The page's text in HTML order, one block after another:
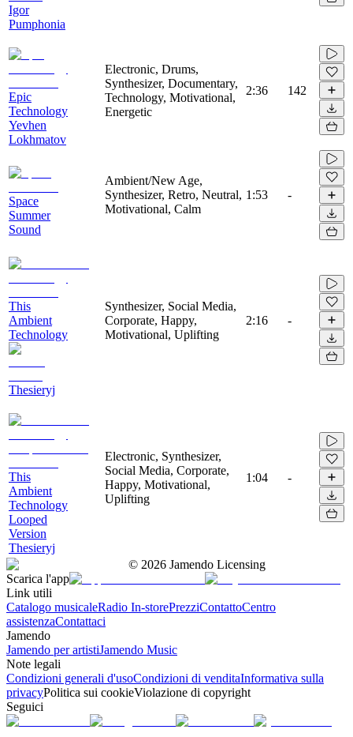
Igor
Pumphonia
Epic
Technology
Yevhen
Lokhmatov
Electronic, Drums,
Synthesizer, Documentary,
Technology, Motivational,
Energetic
2:36 142
Space
Summer
Sound
Ambient/New Age,
Synthesizer, Retro, Neutral,
Motivational, Calm
1:53 -
This
Ambient
Technology
Thesieryj
Synthesizer, Social Media,
Corporate, Happy,
Motivational, Uplifting
2:16 -
This
Ambient
Technology
Looped
Version
Thesieryj
Electronic, Synthesizer,
Social Media, Corporate,
Happy, Motivational,
Uplifting
1:04 -
© 2026 Jamendo Licensing
Scarica l'app
Link utili
Catalogo musicaleRadio In-storePrezziContattoCentro
assistenzaContattaci
Jamendo
Jamendo per artistiJamendo Music
Note legali
Condizioni generali d'usoCondizioni di venditaInformativa sulla
privacyPolitica sui cookieViolazione di copyright
Seguici